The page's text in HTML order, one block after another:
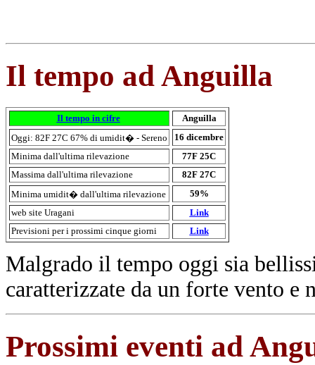
Il tempo ad Anguilla
Il tempo in cifre
Anguilla
Oggi: 82F 27C 67% di umidit� - Sereno
16 dicembre
Minima dall'ultima rilevazione
77F 25C
Massima dall'ultima rilevazione
82F 27C
Minima umidit� dall'ultima rilevazione
59%
web site Uragani
Link
Previsioni per i prossimi cinque giorni
Link
Malgrado il tempo oggi sia
caratterizzate da un forte vento e
Prossimi eventi ad